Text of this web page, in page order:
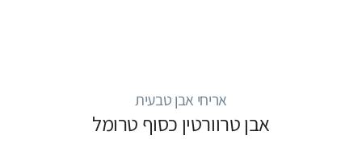
אריחי אבן טבעית
אבן טרוורטין כסוף טרומל